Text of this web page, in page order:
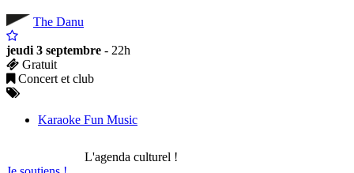
The Danu
jeudi 3 septembre - 22h
Gratuit
Concert et club
Karaoke Fun Music
L'agenda culturel !